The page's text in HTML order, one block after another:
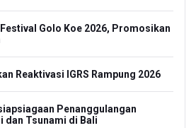
Golo Koe 2026, Promosikan
Reaktivasi IGRS Rampung 2026
Penanggulangan
dan Tsunami di Bali